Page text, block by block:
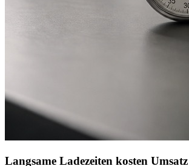
Langsame Ladezeiten kosten Umsatz